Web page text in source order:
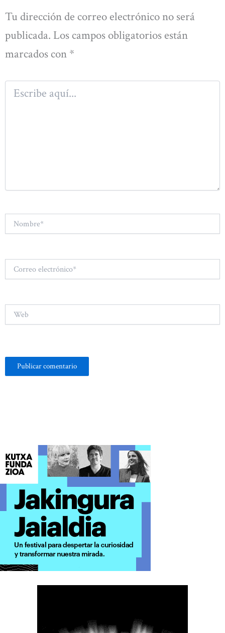
Tu dirección de correo electrónico no será
publicada. Los campos obligatorios están
marcados con *
Escribe
aquí...
electrónico*